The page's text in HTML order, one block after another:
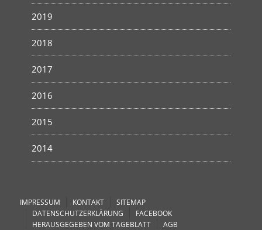
2019
2018
2017
2016
2015
2014
IMPRESSUM KONTAKT
SITEMAP
DATENSCHUTZERKLÄRUNG
FACEBOOK
HERAUSGEGEBEN VOM TAGEBLATT
AGB